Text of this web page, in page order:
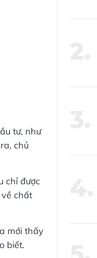
tư, như
chủ
chỉ được
chất
mới thấy
biết.